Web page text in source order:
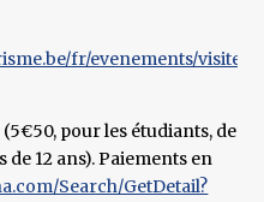
fr/evenements/visite-
pour les étudiants, de
de 12 ans). Paiements en
Search/GetDetail?